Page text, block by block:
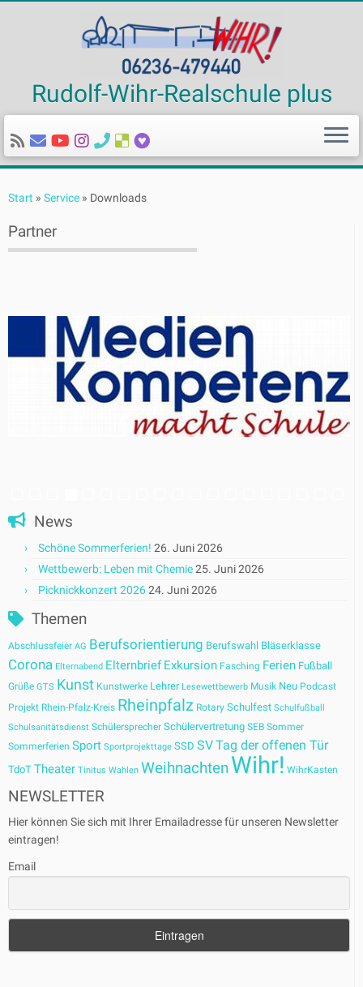
Inhalt
Rudolf-Wihr-Realschule plus
Start » Service » Downloads
Partner
News
Schöne Sommerferien! 26. Juni 2026
Wettbewerb: Leben mit Chemie25. Juni 2026
Picknickkonzert 202624. Juni 2026
Themen
Abschlussfeier AG Berufsorientierung Berufswahl Bläserklasse
Corona Elternabend Elternbrief Exkursion Fasching Ferien Fußball
Grüße GTS Kunst Kunstwerke Lehrer Lesewettbewerb Musik Neu Podcast
Projekt Rhein-Pfalz-Kreis Rheinpfalz Rotary Schulfest Schulfußball
Schulsanitätsdienst Schülersprecher Schülervertretung SEB Sommer
Sommerferien Sport Sportprojekttage SSD SVTag der offenen Tür
TdoT Theater Tinitus Wahlen WeihnachtenWihr! WihrKasten
NEWSLETTER
Hier können Sie sich mit Ihrer Emailadresse für unseren Newsletter
eintragen!
Email